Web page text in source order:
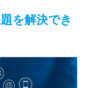
を解決でき